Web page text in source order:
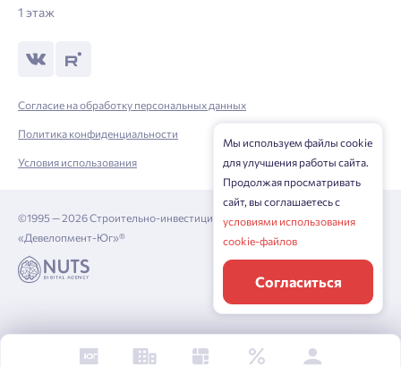
1 этаж
Согласие на обработку персональных данных
Политика конфиденциальности
Условия использования
©1995 — 2026 Строительно-инвестиционная корпорация
«Девелопмент-Юг»®
Мы используем файлы cookie
для улучшения работы сайта.
Продолжая просматривать
сайт, вы соглашаетесь с
условиями использования
cookie-файлов
Согласиться